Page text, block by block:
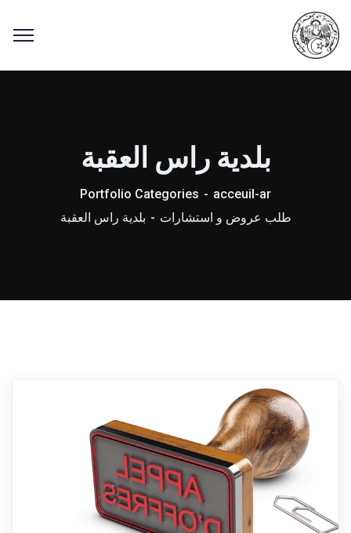
بلدية راس العقبة
acceuil-ar
Portfolio Categories
طلب عروض و استشارات
بلدية راس العقبة